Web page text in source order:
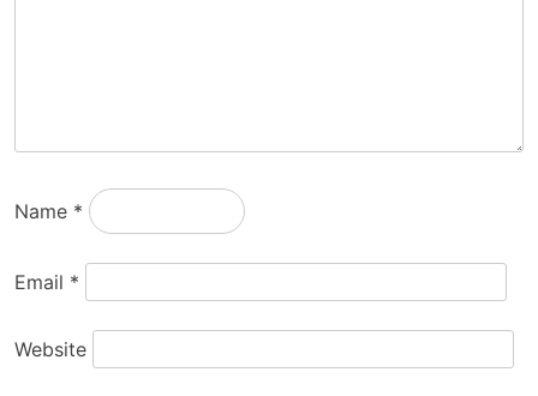
Name *
Email *
Website